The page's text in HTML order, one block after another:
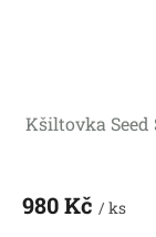
Kšiltovka Seed
980 Kč / ks